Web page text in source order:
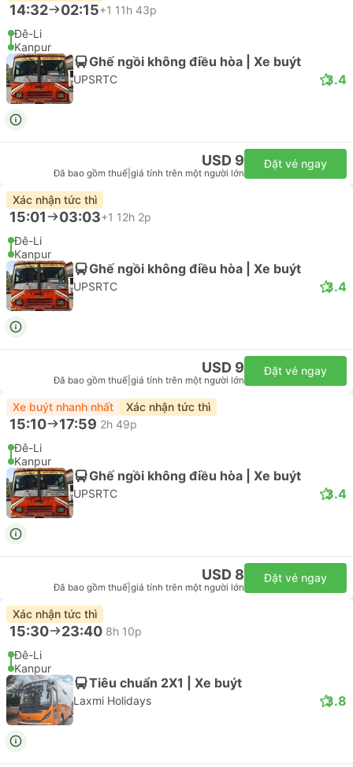
14:32 02:15+1 11h 43p
Đê-Li
Kanpur
Ghế ngồi không điều hòa | Xe buýt
UPSRTC 3.4
USD 9
Đã bao gồm thuế giá tính trên một người lớn
Đặt vé ngay
Xác nhận tức thì
15:01 03:03+1 12h 2p
Đê-Li
Kanpur
Ghế ngồi không điều hòa | Xe buýt
UPSRTC 3.4
USD 9
Đã bao gồm thuế giá tính trên một người lớn
Đặt vé ngay
Xe buýt nhanh nhất Xác nhận tức thì
15:10 17:59 2h 49p
Đê-Li
Kanpur
Ghế ngồi không điều hòa | Xe buýt
UPSRTC 3.4
USD 8
Đã bao gồm thuế giá tính trên một người lớn
Đặt vé ngay
Xác nhận tức thì
15:30 23:40 8h 10p
Đê-Li
Kanpur
Tiêu chuẩn 2X1 | Xe buýt
Laxmi Holidays 3.8